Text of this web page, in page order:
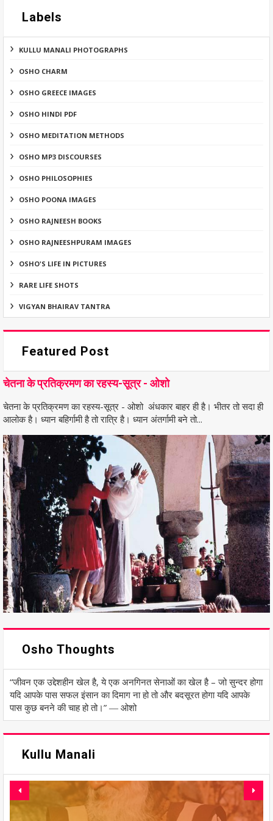
Labels
KULLU MANALI PHOTOGRAPHS
OSHO CHARM
OSHO GREECE IMAGES
OSHO HINDI PDF
OSHO MEDITATION METHODS
OSHO MP3 DISCOURSES
OSHO PHILOSOPHIES
OSHO POONA IMAGES
OSHO RAJNEESH BOOKS
OSHO RAJNEESHPURAM IMAGES
OSHO'S LIFE IN PICTURES
RARE LIFE SHOTS
VIGYAN BHAIRAV TANTRA
Featured Post
चेतना के प्रतिक्रमण का रहस्य-सूत्र - ओशो
चेतना के प्रतिक्रमण का रहस्य-सूत्र - ओशो अंधकार बाहर ही है। भीतर तो सदा ही
आलोक है। ध्यान बहिर्गामी है तो रात्रि है। ध्यान अंतर्गामी बने तो...
Osho Thoughts
“जीवन एक उद्देशहीन खेल है, ये एक अनगिनत सेनाओं का खेल है – जो सुन्दर होगा
यदि आपके पास सफल इंसान का दिमाग ना हो तो और बदसूरत होगा यदि आपके
पास कुछ बनने की चाह हो तो।” ― ओशो
Kullu Manali